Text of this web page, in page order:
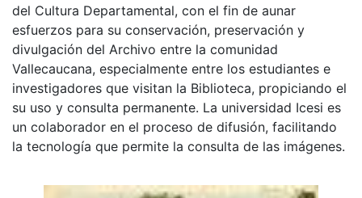
del Cultura Departamental, con el fin de aunar
esfuerzos para su conservación, preservación y
divulgación del Archivo entre la comunidad
Vallecaucana, especialmente entre los estudiantes e
investigadores que visitan la Biblioteca, propiciando el
su uso y consulta permanente. La universidad Icesi es
un colaborador en el proceso de difusión, facilitando
la tecnología que permite la consulta de las imágenes.